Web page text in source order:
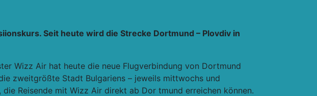
Seit heute wird die Strecke Dortmund – Plovdiv in
Wizz Air hat heute die neue Flugverbindung von Dortmund
zweitgrößte Stadt Bulgariens – jeweils mittwochs und
Reisende mit Wizz Air direkt ab Dor tmund erreichen können.